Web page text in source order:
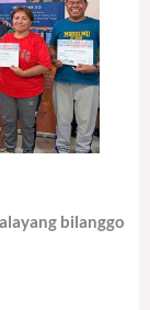
bilanggo